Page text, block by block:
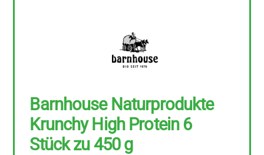
Barnhouse Naturprodukte
Krunchy High Protein 6
Stück zu 450 g